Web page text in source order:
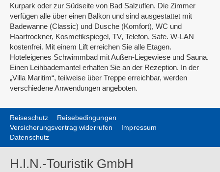
Kurpark oder zur Südseite von Bad Salzuflen. Die Zimmer
verfügen alle über einen Balkon und sind ausgestattet mit
Badewanne (Classic) und Dusche (Komfort), WC und
Haartrockner, Kosmetikspiegel, TV, Telefon, Safe. W-LAN
kostenfrei. Mit einem Lift erreichen Sie alle Etagen.
Hoteleigenes Schwimmbad mit Außen-Liegewiese und Sauna.
Einen Leihbademantel erhalten Sie an der Rezeption. In der
„Villa Maritim“, teilweise über Treppe erreichbar, werden
verschiedene Anwendungen angeboten.
Reiseschutz
Reisebedingungen
Versicherungsvertrag widerrufen
Impressum
Datenschutz
H.I.N.-Touristik GmbH